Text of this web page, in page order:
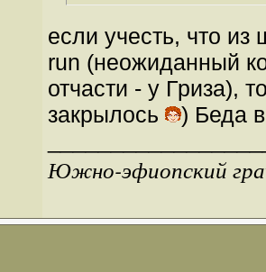
если учесть, что
run (неожиданный
отчасти - у Гриза),
закрылось
) Беда
Южно-эфиопский